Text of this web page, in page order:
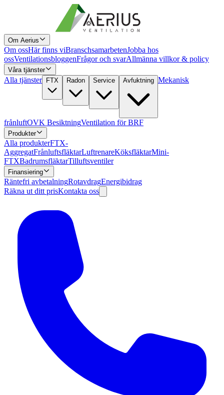
Om Aerius
Om ossHär finns viBranschsamarbetenJobba hos
ossVentilationsbloggenFrågor och svarAllmänna villkor & policy
Våra tjänster
Alla tjänster FTX Radon Service Avfuktning Mekanisk
frånluftOVK BesiktningVentilation för BRF
Produkter
Alla produkterFTX-
AggregatFrånluftsfläktarLuftrenareKöksfläktarMini-
FTXBadrumsfläktarTilluftsventiler
Finansiering
Räntefri avbetalningRotavdragEnergibidrag
Räkna ut ditt prisKontakta oss